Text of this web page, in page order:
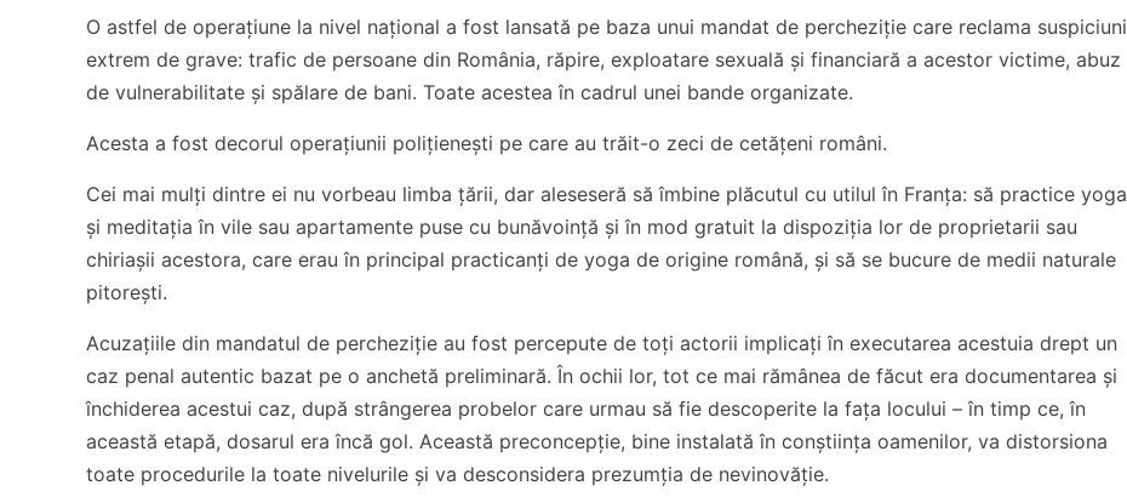
O astfel de operațiune la nivel național a fost lansată pe baza unui mandat de percheziție care reclama suspiciuni
extrem de grave: trafic de persoane din România, răpire, exploatare sexuală și financiară a acestor victime, abuz
de vulnerabilitate și spălare de bani. Toate acestea în cadrul unei bande organizate.
Acesta a fost decorul operațiunii polițienești pe care au trăit-o zeci de cetățeni români.
Cei mai mulți dintre ei nu vorbeau limba țării, dar aleseseră să îmbine plăcutul cu utilul în Franța: să practice yoga
și meditația în vile sau apartamente puse cu bunăvoință și în mod gratuit la dispoziția lor de proprietarii sau
chiriașii acestora, care erau în principal practicanți de yoga de origine română, și să se bucure de medii naturale
pitorești.
Acuzațiile din mandatul de percheziție au fost percepute de toți actorii implicați în executarea acestuia drept un
caz penal autentic bazat pe o anchetă preliminară. În ochii lor, tot ce mai rămânea de făcut era documentarea și
închiderea acestui caz, după strângerea probelor care urmau să fie descoperite la fața locului – în timp ce, în
această etapă, dosarul era încă gol. Această preconcepție, bine instalată în conștiința oamenilor, va distorsiona
toate procedurile la toate nivelurile și va desconsidera prezumția de nevinovăție.